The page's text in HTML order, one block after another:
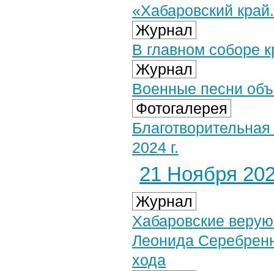
«Хабаровский
Журнал
В главном соборе
Журнал
Военные песни
Фотогалерея
2024 г.
21 Ноября
Журнал
Хабаровские
Леонида
хода